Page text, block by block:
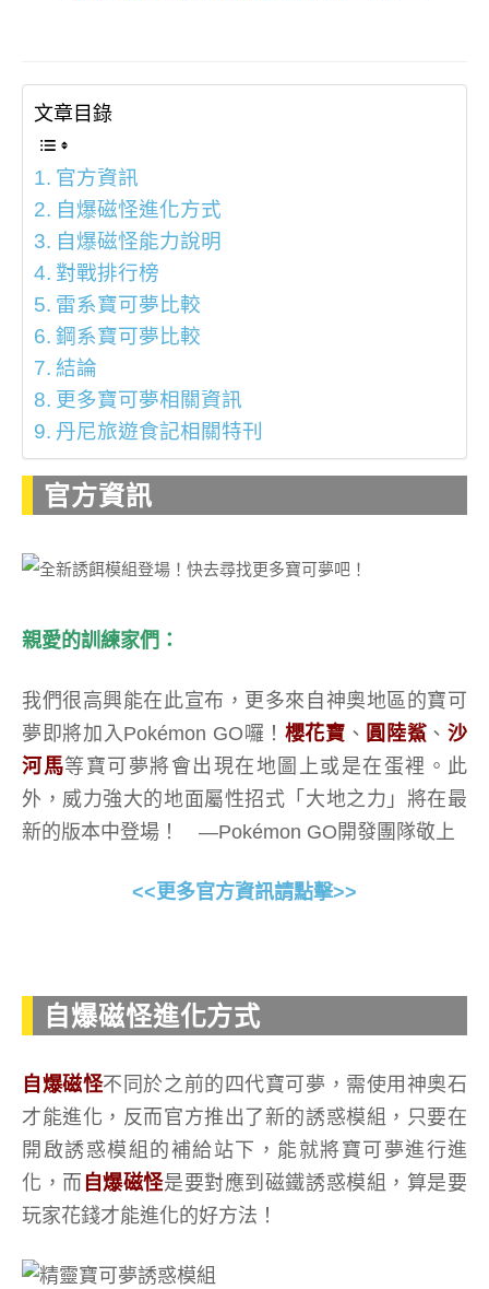
文章目錄
官方資訊
自爆磁怪進化方式
自爆磁怪能力說明
對戰排行榜
雷系寶可夢比較
鋼系寶可夢比較
結論
更多寶可夢相關資訊
丹尼旅遊食記相關特刊
官方資訊
親愛的訓練家們：
我們很高興能在此宣布，更多來自神奧地區的寶可
夢即將加入Pokémon GO囉！ 櫻花寶 、 圓陸鯊 、沙
河馬等寶可夢將會出現在地圖上或是在蛋裡。此
外，威力強大的地面屬性招式「大地之力」將在最
新的版本中登場！ —Pokémon GO開發團隊敬上
<<更多官方資訊請點擊>>
自爆磁怪進化方式
自爆磁怪不同於之前的四代寶可夢，需使用神奧石
才能進化，反而官方推出了新的誘惑模組，只要在
開啟誘惑模組的補給站下，能就將寶可夢進行進
化，而 自爆磁怪是要對應到磁鐵誘惑模組，算是要
玩家花錢才能進化的好方法！